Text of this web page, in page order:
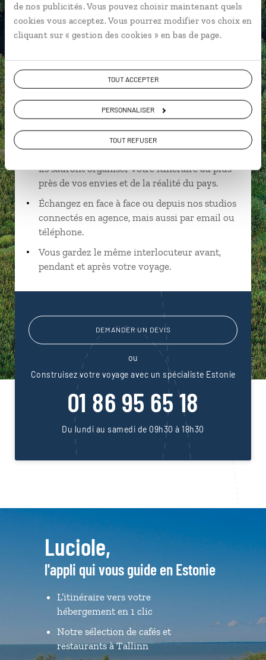
de nos publicités. Vous pouvez choisir maintenant quels
cookies vous acceptez. Vous pourrez modifier vos choix en
cliquant sur « gestion des cookies » en bas de page.
TOUT ACCEPTER
PERSONNALISER
TOUT REFUSER
Eglise Saint-Pierre
Fabien,
spécialiste Estonie
Suivez vos envies et demandez conseils à nos
Ils sauront organiser votre itinéraire au plus
près de vos envies et de la réalité du pays.
Échangez en face à face ou depuis nos studios
connectés en agence, mais aussi par email ou
téléphone.
Vous gardez le même interlocuteur avant,
pendant et après votre voyage.
DEMANDER UN DEVIS
ou
Construisez votre voyage avec un spécialiste Estonie
01 86 95 65 18
Du lundi au samedi de 09h30 à 18h30
Luciole,
l'appli qui vous guide en Estonie
L’itinéraire vers votre
hébergement en 1 clic
Notre sélection de cafés et
restaurants à Tallinn